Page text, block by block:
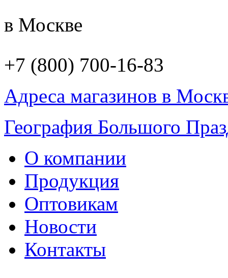
в Москве
+7 (800) 700-16-83
Адреса магазинов в
География Большого
О компании
Продукция
Оптовикам
Новости
Контакты